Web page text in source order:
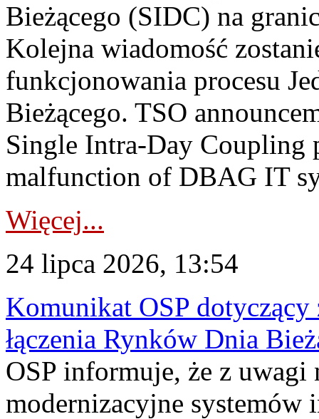
Bieżącego (SIDC) na
Kolejna wiadomość
funkcjonowania procesu
Bieżącego. TSO
Single Intra-Day Coupling
malfunction of DBAG IT
Więcej...
24 lipca 2026, 13:54
Komunikat OSP dotyczący
łączenia Rynków Dnia
OSP informuje, że z uwagi
modernizacyjne